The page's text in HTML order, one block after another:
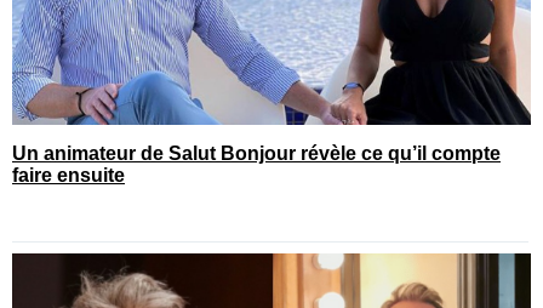
Un animateur de Salut Bonjour révèle ce qu’il compte
faire ensuite